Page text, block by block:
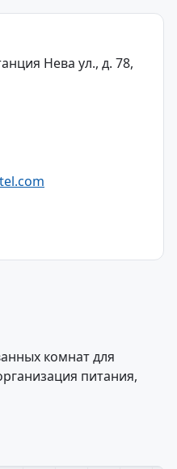
Нева ул., д. 78,
комнат для
питания,